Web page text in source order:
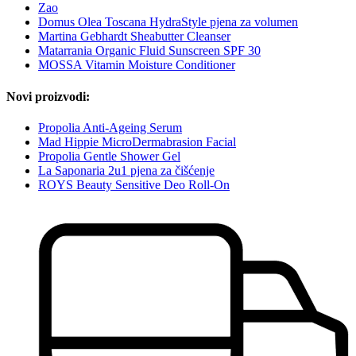
Zao
Domus Olea Toscana HydraStyle pjena za volumen
Martina Gebhardt Sheabutter Cleanser
Matarrania Organic Fluid Sunscreen SPF 30
MOSSA Vitamin Moisture Conditioner
Novi proizvodi:
Propolia Anti-Ageing Serum
Mad Hippie MicroDermabrasion Facial
Propolia Gentle Shower Gel
La Saponaria 2u1 pjena za čišćenje
ROYS Beauty Sensitive Deo Roll-On